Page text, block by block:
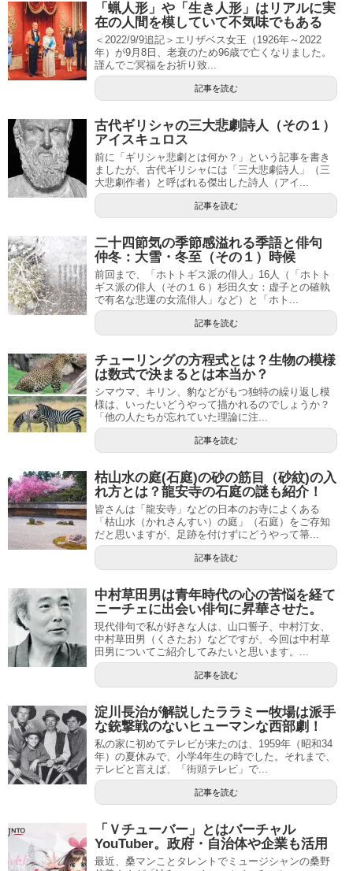
「蝋人形」や「生き人形」はリアルに実
在の人間を模していて不気味でもある
＜2022/9/9追記＞エリザベス女王（1926年～2022
年）が9月8日、老衰のため96歳で亡くなりました。
謹んでご冥福をお祈り致...
記事を読む
古代ギリシャの三大悲劇詩人（その１）
アイスキュロス
前に「ギリシャ悲劇とは何か？」という記事を書き
ましたが、古代ギリシャには「三大悲劇詩人」（三
大悲劇作者）と呼ばれる傑出した詩人（アイ...
記事を読む
二十四節気の季節感溢れる季語と俳句
仲冬：大雪・冬至（その１）時候
前回まで、「ホトトギス派の俳人」16人（「ホトト
ギス派の俳人（その１６）杉田久女：虚子との確執
で有名な悲運の女流俳人」など）と「ホト...
記事を読む
チューリングの方程式とは？生物の模様
は数式で決まるとは本当か？
シマウマ、キリン、豹などがもつ独特の繰り返し模
様は、いったいどうやって描かれるのでしょうか？
「他の人たちが忘れていた理論に注...
記事を読む
枯山水の庭(石庭)の砂の筋目（砂紋)の入
れ方とは？龍安寺の石庭の謎も紹介！
皆さんは「龍安寺」などの日本のお寺によくある
「枯山水（かれさんすい）の庭」（石庭）をご存知
だと思いますが、足跡を付けずにどうやって箒...
記事を読む
中村草田男は青年時代の心の苦悩を経て
ニーチェに出会い俳句に昇華させた。
現代俳句で私が好きな人は、山口誓子、中村汀女、
中村草田男（くさたお）などですが、今回は中村草
田男についてご紹介してみたいと思います。...
記事を読む
淀川長治が解説したララミー牧場は派手
な銃撃戦のないヒューマンな西部劇！
私の家に初めてテレビが来たのは、1959年（昭和34
年）の夏休みで、小学4年生の時でした。それまで、
テレビと言えば、「街頭テレビ」で...
記事を読む
「Ｖチューバー」とはバーチャル
YouTuber。政府・自治体や企業も活用
最近、桑マンことタレントでミュージシャンの桑野